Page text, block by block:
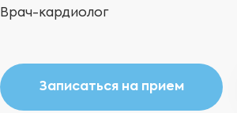
Врач-кардиолог
Записаться на прием